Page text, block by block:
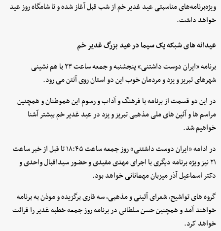
ویژه‌برنامه‌های مناسبتی عید غدیر خم از شب قبل آغاز شده و تا شامگاه روز عید
خواهد داشت.
عیدانه های شبکه یک سیما در عید بزرگ غدیر خم
برنامه «ایران دوست داشتنی» پنجشنبه و جمعه ساعت ۲۳ با هم نشینی
شهرهای تبریز و یزد و مردمان خوب این دو استان روی آنتن می رود.
در این دو قسمت از برنامه با فرهنگ و آداب و رسوم این هموطنان و همچنین
مراسم ها و آئین های ملی مذهبی تبریز و یزد در عید غدیر خم بیشتر آشنا
خواهیم شد.
در ادامه «ایران دوست داشتنی» روز جمعه ساعت ۱۸:۴۵ تا قبل از خبر ساعت
۲۱ نیز ویژه برنامه دیگری با اجرای مهدی مفیدی و حضور سیداقبال واحدی و
دکتر اسماعیل آذر میزبان مهمانانی خواهد بود.
گروه های تواشیح، شعرای آئینی و مذهبی، سه قاری برگزیده و موذن به برنامه
خواهند آمد و همچنین حسن سلطانی در برنامه روز جمعه خطبه غدیر را قرائت
خواهد کرد.